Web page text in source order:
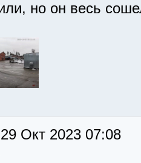
но он весь
Окт 2023 07:08